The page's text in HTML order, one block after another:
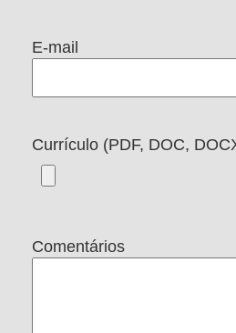
E-mail
Currículo (PDF, DOC,
Comentários